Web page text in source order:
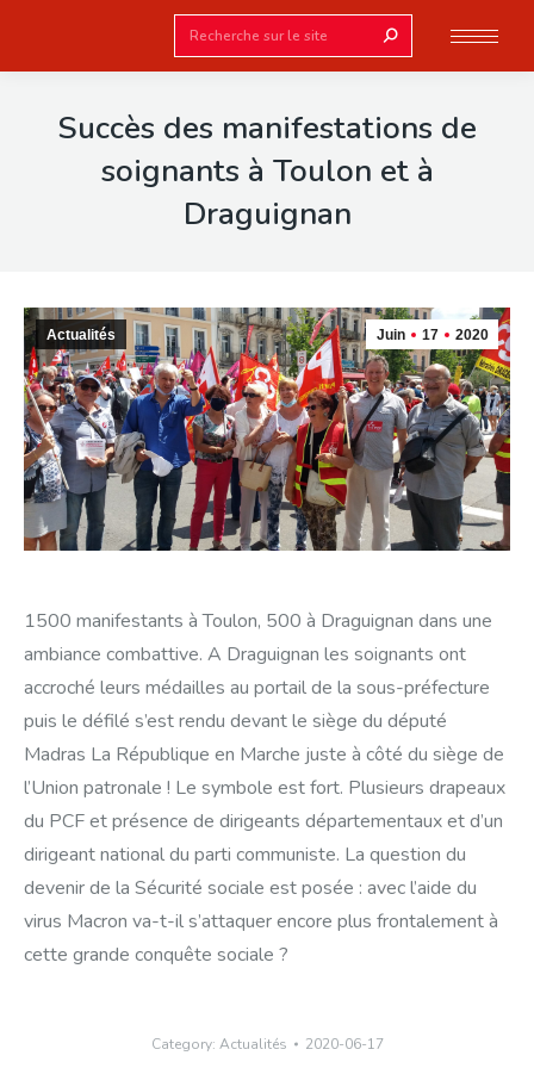
Search:
Succès des manifestations de
soignants à Toulon et à
Draguignan
Juin 17 2020
Actualités
1500 manifestants à Toulon, 500 à Draguignan dans une
ambiance combattive. A Draguignan les soignants ont
accroché leurs médailles au portail de la sous-préfecture
puis le défilé s’est rendu devant le siège du député
Madras La République en Marche juste à côté du siège de
l’Union patronale ! Le symbole est fort. Plusieurs drapeaux
du PCF et présence de dirigeants départementaux et d’un
dirigeant national du parti communiste. La question du
devenir de la Sécurité sociale est posée : avec l’aide du
virus Macron va-t-il s’attaquer encore plus frontalement à
cette grande conquête sociale ?
Category: Actualités 2020-06-17